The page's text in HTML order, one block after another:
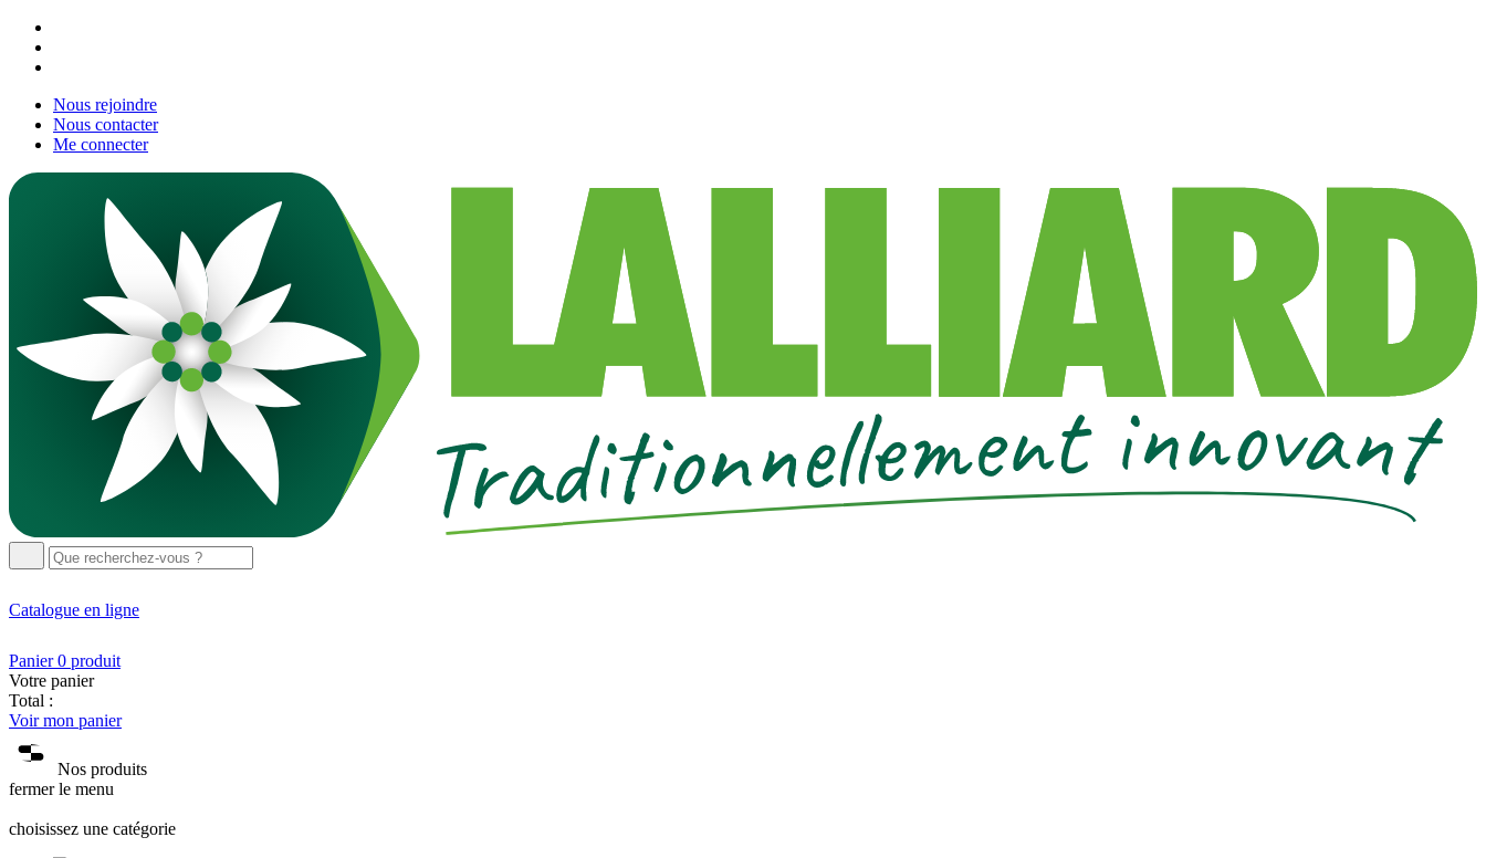
Nous rejoindre
Nous contacter
Me connecter
Catalogue en ligne
Panier 0 produit
Votre panier
Total :
Voir mon panier
Nos produits
fermer le menu
choisissez une catégorie